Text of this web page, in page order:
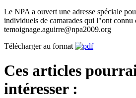
Le NPA a ouvert une adresse spéciale
individuels de camarades qui l"ont connu
temoignage.aguirre@npa2009.org
Télécharger au format
Ces articles
intéresser :